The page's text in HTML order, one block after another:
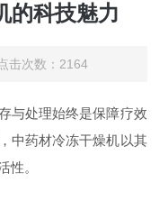
的科技魅力
次数：2164
处理始终是保障疗效
中药材冷冻干燥机以其
性。